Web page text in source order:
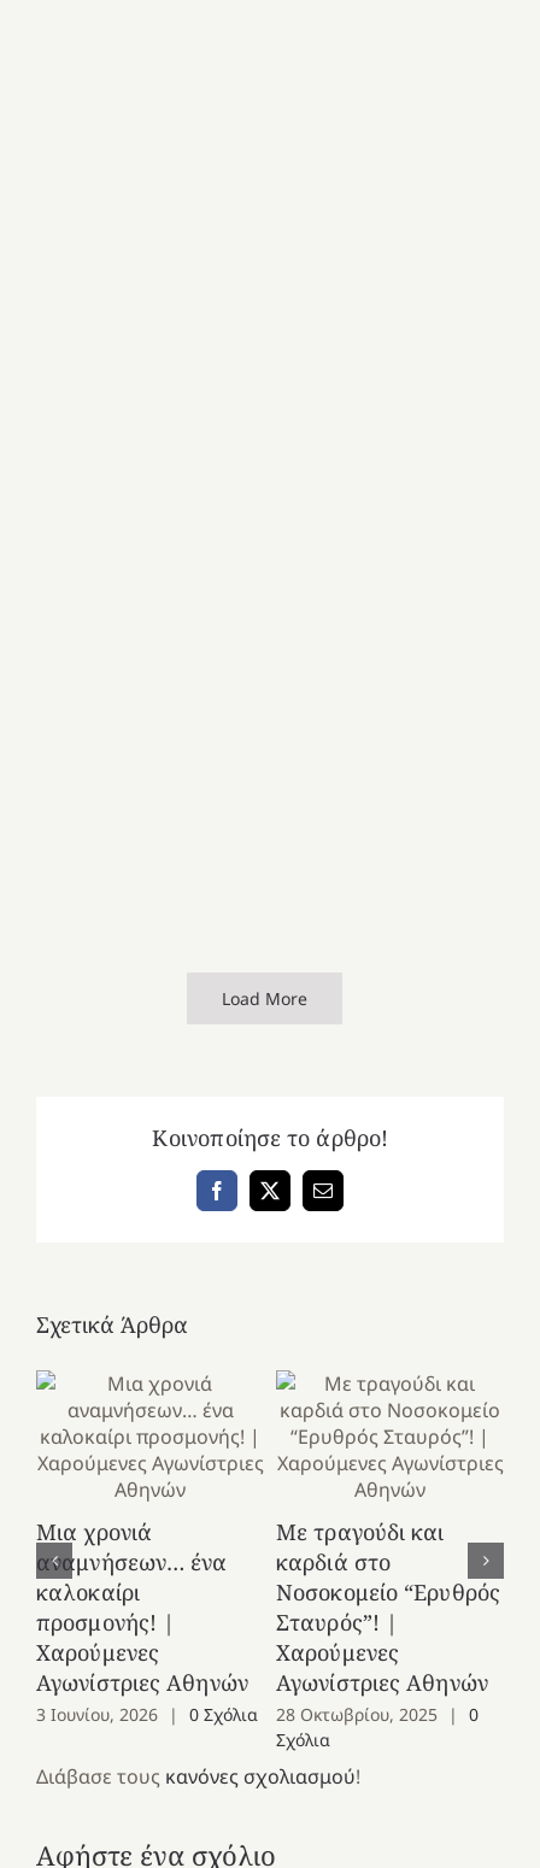
Load More
Κοινοποίησε το άρθρο!
Facebook
X Email
Σχετικά Άρθρα
Μια χρονιά
αναμνήσεων… ένα
καλοκαίρι
προσμονής! |
Χαρούμενες
Αγωνίστριες Αθηνών
3 Ιουνίου, 2026 | 0 Σχόλια
Με τραγούδι και
καρδιά στο
Νοσοκομείο “Ερυθρός
Σταυρός”! |
Χαρούμενες
Αγωνίστριες Αθηνών
28 Οκτωβρίου, 2025 |
0
Σχόλια
Διάβασε τους κανόνες σχολιασμού!
Αφήστε ένα σχόλιο